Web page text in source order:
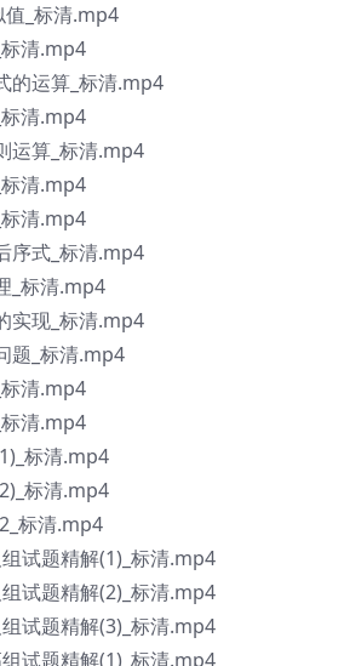
值_标清.mp4
标清.mp4
的运算_标清.mp4
标清.mp4
运算_标清.mp4
标清.mp4
标清.mp4
序式_标清.mp4
_标清.mp4
实现_标清.mp4
题_标清.mp4
标清.mp4
标清.mp4
标清.mp4
标清.mp4
标清.mp4
试题精解(1)_标清.mp4
试题精解(2)_标清.mp4
试题精解(3)_标清.mp4
试题精解(1)_标清.mp4